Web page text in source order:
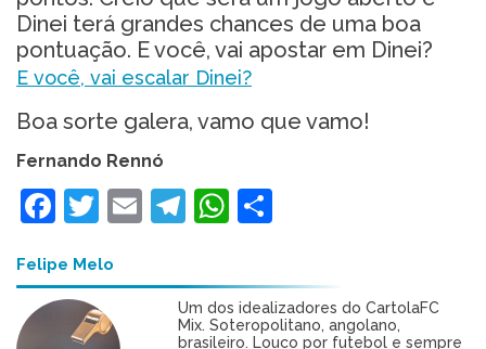
Dinei terá grandes chances de uma boa
pontuação. E você, vai apostar em Dinei?
E você, vai escalar Dinei?
Boa sorte galera, vamo que vamo!
Fernando Rennó
Facebook
Twitter
EmailTelegram
WhatsApp
Felipe Melo
Um dos idealizadores do CartolaFC
Mix. Soteropolitano, angolano,
brasileiro. Louco por futebol e sempre